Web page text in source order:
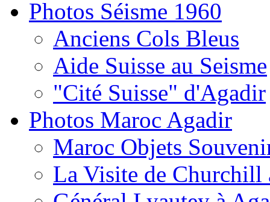
Photos Séisme 1960
Anciens Cols Bleus
Aide Suisse au Seisme
"Cité Suisse" d'Agadir
Photos Maroc Agadir
Maroc Objets
La Visite de Churchill